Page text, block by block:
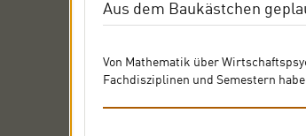
Aus dem Baukästchen
Von Mathematik über
Fachdisziplinen und Semestern